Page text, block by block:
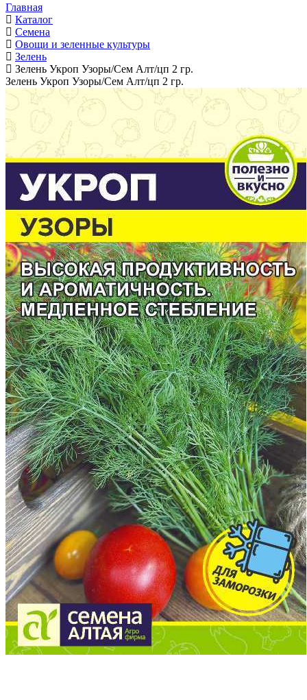
Главная
Каталог
Семена
Овощи и зеленные культуры
Зелень
Зелень Укроп Узоры/Сем Алт/цп 2 гр.
Зелень Укроп Узоры/Сем Алт/цп 2 гр.